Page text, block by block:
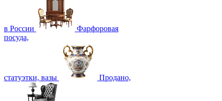
в России
Фарфоровая
посуда,
статуэтки, вазы Продано,